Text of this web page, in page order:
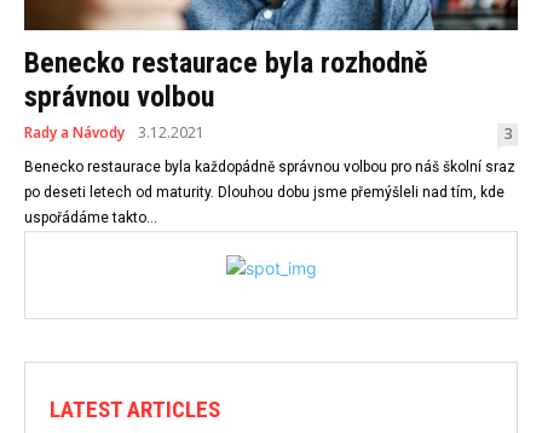
Benecko restaurace byla rozhodně
správnou volbou
Rady a Návody 3.12.2021 3
Benecko restaurace byla každopádně správnou volbou pro náš školní sraz
po deseti letech od maturity. Dlouhou dobu jsme přemýšleli nad tím, kde
uspořádáme takto...
LATEST ARTICLES